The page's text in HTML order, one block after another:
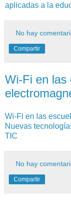
aplicadas a la
No hay
Compartir
Wi-Fi en las
Wi-Fi en las
Nuevas
TIC
No hay
Compartir